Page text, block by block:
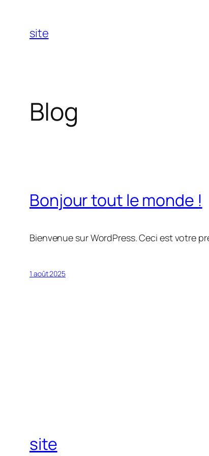
contenu
site
Blog
Bonjour tout le monde !
Bienvenue sur WordPress. Ceci est votre
1 août 2025
site